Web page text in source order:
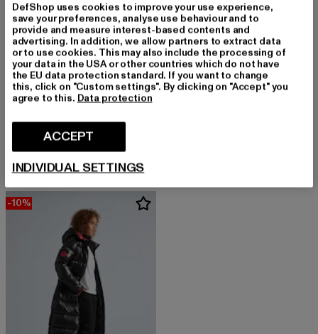
JACK1T
R3D SLICK RACER
EUR 248,99
Derzeitiger Preis: EUR 248,99
-10%
DefShop uses cookies to improve your use experience,
save your preferences, analyse use behaviour and to
provide and measure interest-based contents and
advertising. In addition, we allow partners to extract data
or to use cookies. This may also include the processing of
your data in the USA or other countries which do not have
the EU data protection standard. If you want to change
this, click on "Custom settings". By clicking on "Accept" you
agree to this. Data protection
ACCEPT
INDIVIDUAL SETTINGS